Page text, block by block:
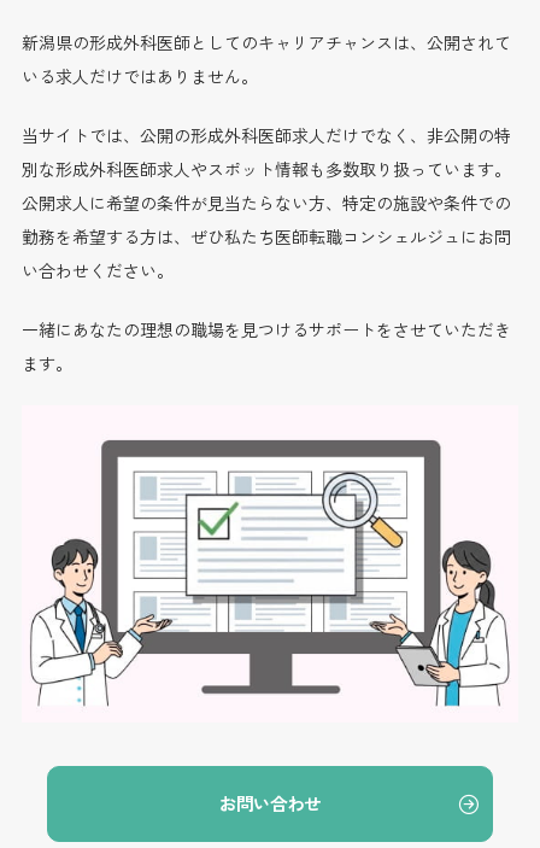
新潟県の形成外科医師としてのキャリアチャンスは、公開されて
いる求人だけではありません。
当サイトでは、公開の形成外科医師求人だけでなく、非公開の特
別な形成外科医師求人やスポット情報も多数取り扱っています。
公開求人に希望の条件が見当たらない方、特定の施設や条件での
勤務を希望する方は、ぜひ私たち医師転職コンシェルジュにお問
い合わせください。
一緒にあなたの理想の職場を見つけるサポートをさせていただき
ます。
お問い合わせ